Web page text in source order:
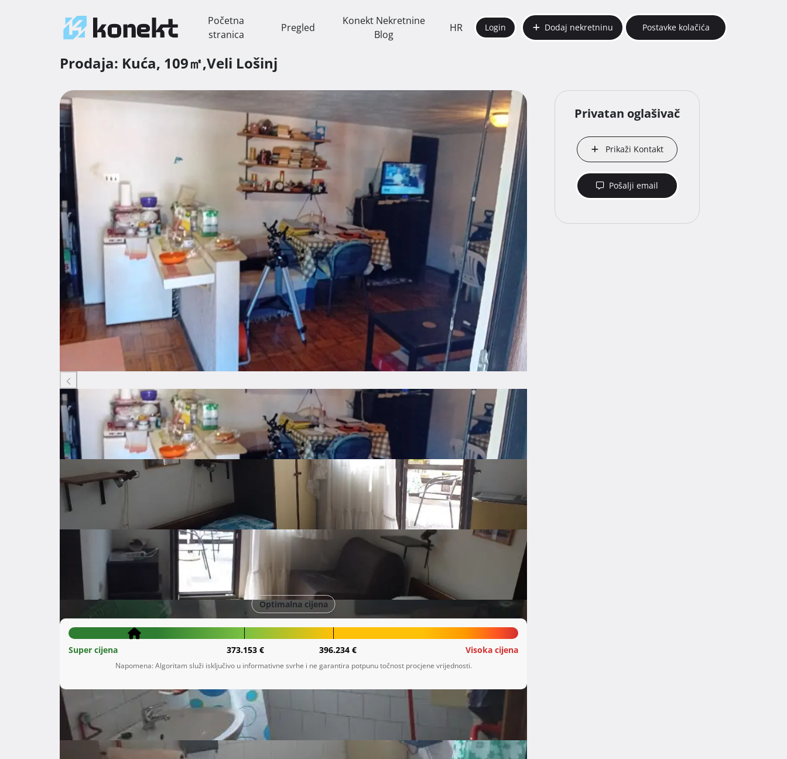
Početna
stranica
Pregled
Konekt Nekretnine
Blog
HR Login Dodaj nekretninu Postavke kolačića
Prodaja: Kuća, 109㎡,Veli Lošinj
Šifra oglasa: 96481585
Veli Lošinj
Primorsko-goranska županija
299.000 €
Optimalna cijena
Super cijena 373.153 € 396.234 € Visoka cijena
Napomena: Algoritam služi isključivo u informativne svrhe i ne garantira potpunu točnost procjene vrijednosti.
Opis
Kuća s 3 apartmana 80m od mora,
kontakt 091 5597 527
Privatan oglašivač
Prikaži Kontakt
Pošalji email